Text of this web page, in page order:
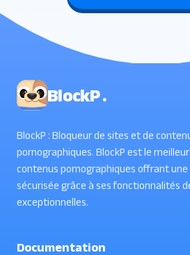
BlockP .
BlockP : Bloqueur de sites et de
pornographiques. BlockP est le
contenus pornographiques offrant
sécurisée grâce à ses fonctionnalités
exceptionnelles.
Documentation